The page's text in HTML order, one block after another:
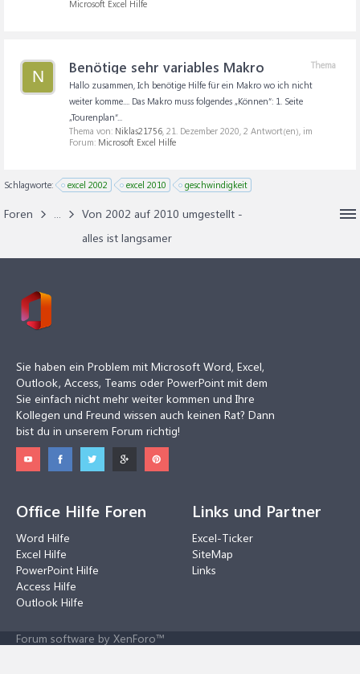
Microsoft Excel Hilfe
N
Thema
Benötige sehr variables Makro
Hallo zusammen, Ich benötige Hilfe für ein Makro wo ich nicht
weiter komme.... Das Makro muss folgendes „Können“: 1. Seite
„Tourenplan“...
Thema von: Niklas21756, 21. Dezember 2020, 2 Antwort(en), im
Forum: Microsoft Excel Hilfe
Schlagworte: excel 2002 excel 2010 geschwindigkeit
Foren ...
Von 2002 auf 2010 umgestellt -
alles ist langsamer
Sie haben ein Problem mit Microsoft Word, Excel,
Outlook, Access, Teams oder PowerPoint mit dem
Sie einfach nicht mehr weiter kommen und Ihre
Kollegen und Freund wissen auch keinen Rat? Dann
bist du in unserem Forum richtig!
Office Hilfe Foren
Word Hilfe
Excel Hilfe
PowerPoint Hilfe
Access Hilfe
Outlook Hilfe
Links und Partner
Excel-Ticker
SiteMap
Links
Forum software by XenForo™